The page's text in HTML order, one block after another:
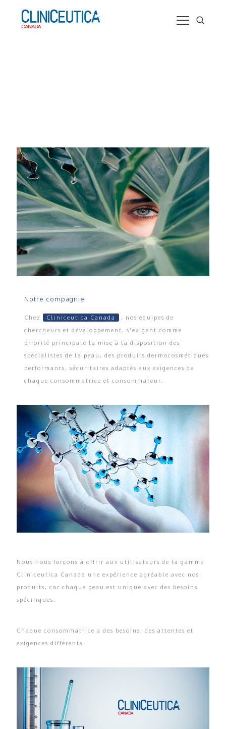
Notre compagnie
Chez Cliniceutica Canada
, nos équipes de
chercheurs et développement, s'exigent comme
priorité principale la mise à la disposition des
spécialistes de la peau, des produits dermocosmétiques
performants, sécuritaires adaptés aux exigences de
chaque consommatrice et consommateur.
Nous nous forçons à offrir aux utilisateurs de la gamme
Cliniceutica Canada une expérience agréable avec nos
produits, car chaque peau est unique avec des besoins
spécifiques.
Chaque consommatrice a des besoins, des attentes et
exigences différents